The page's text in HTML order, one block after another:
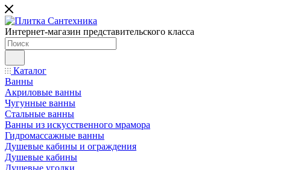
Интернет-магазин представительского класса
Каталог
Ванны
Акриловые ванны
Чугунные ванны
Стальные ванны
Ванны из искусственного мрамора
Гидромассажные ванны
Душевые кабины и ограждения
Душевые кабины
Душевые уголки